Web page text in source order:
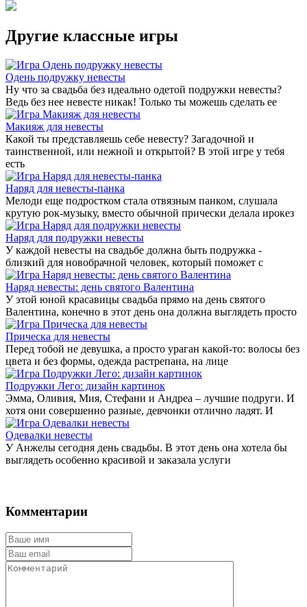
Другие классные игры
Одень подружку невесты
Ну что за свадьба без идеально одетой подружки невесты?
Ведь без нее невесте никак! Только ты можешь сделать ее
Макияж для невесты
Какой ты представляешь себе невесту? Загадочной и
таинственной, или нежной и открытой? В этой игре у тебя
есть
Наряд для невесты-панка
Мелоди еще подростком стала отвязным панком, слушала
крутую рок-музыку, вместо обычной прически делала ирокез
Наряд для подружки невесты
У каждой невесты на свадьбе должна быть подружка -
близкий для новобрачной человек, который поможет с
Наряд невесты: день святого Валентина
У этой юной красавицы свадьба прямо на день святого
Валентина, конечно в этот день она должна выглядеть просто
Прическа для невесты
Перед тобой не девушка, а просто ураган какой-то: волосы без
цвета и без формы, одежда растрепана, на лице
Подружки Лего: дизайн картинок
Эмма, Оливия, Мия, Стефани и Андреа – лучшие подруги. И
хотя они совершенно разные, девчонки отлично ладят. И
Одевалки невесты
У Анжелы сегодня день свадьбы. В этот день она хотела бы
выглядеть особенно красивой и заказала услуги
Комментарии